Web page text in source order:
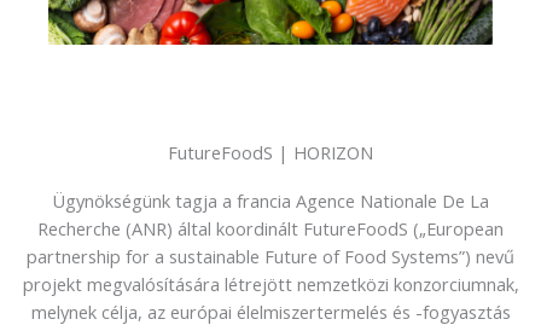
FutureFoodS | HORIZON
Ügynökségünk tagja a francia Agence Nationale De La
Recherche (ANR) által koordinált FutureFoodS („European
partnership for a sustainable Future of Food Systems”) nevű
projekt megvalósítására létrejött nemzetközi konzorciumnak,
melynek célja, az európai élelmiszertermelés és -fogyasztás